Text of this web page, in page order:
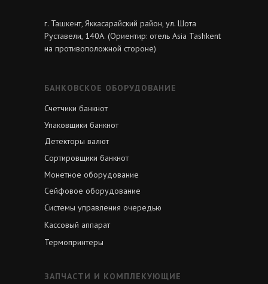
БАНКОВСКОЕ ОБОРУДОВАНИЕ
Счетчики банкнот
ЗАПЧАСТИ И КОМПЛЕКУЮЩИЕ
г. Ташкент, Яккасарайский район, ул. Шота
Руставели, 140А. (Ориентир: отель Asia Tashkent
на противоположной стороне)
Детекторы валют
Упаковщики банкнот
Сортировщики банкнот
Монетное оборудование
Сейфовое оборудование
Системы управления очередью
Кассовый аппарат
Термопринтеры